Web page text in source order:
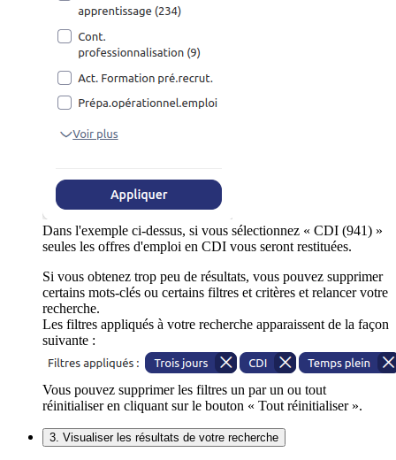
Dans l'exemple ci-dessus, si vous sélectionnez « CDI (941) »
seules les offres d'emploi en CDI vous seront restituées.
Si vous obtenez trop peu de résultats, vous pouvez supprimer
certains mots-clés ou certains filtres et critères et relancer votre
recherche.
Les filtres appliqués à votre recherche apparaissent de la façon
suivante :
Vous pouvez supprimer les filtres un par un ou tout
réinitialiser en cliquant sur le bouton « Tout réinitialiser ».
3. Visualiser les résultats de votre recherche